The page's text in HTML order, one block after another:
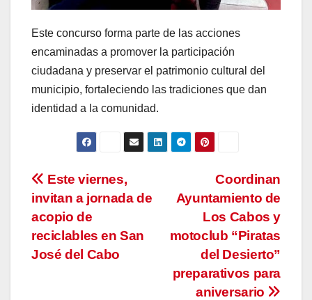
Este concurso forma parte de las acciones
encaminadas a promover la participación
ciudadana y preservar el patrimonio cultural del
municipio, fortaleciendo las tradiciones que dan
identidad a la comunidad.
Navegación
de
entradas
Coordinan
Ayuntamiento de
Los Cabos y
motoclub “Piratas
del Desierto”
preparativos para
aniversario
Este viernes,
invitan a jornada de
acopio de
reciclables en San
José del Cabo